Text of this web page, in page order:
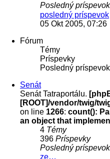
Posledný príspevok
posledný príspevok
05 Okt 2005, 07:26
Fórum
Témy
Príspevky
Posledný príspevok
Senát
Senát Tatraportálu.
[ROOT]/vendor/twig/
on line 1266: count():
an object that
4 Témy
396 Príspevky
Posledný príspevok
ze…